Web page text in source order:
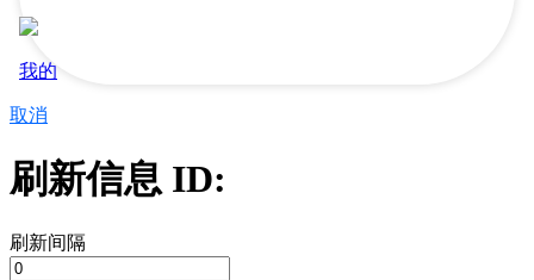
我的
取消
刷新信息 ID:
刷新间隔